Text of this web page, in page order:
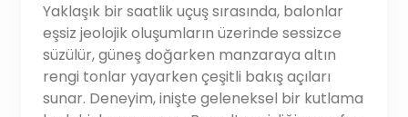
Yaklaşık bir saatlik uçuş sırasında, balonlar
eşsiz jeolojik oluşumların üzerinde sessizce
süzülür, güneş doğarken manzaraya altın
rengi tonlar yayarken çeşitli bakış açıları
sunar. Deneyim, inişte geleneksel bir kutlama